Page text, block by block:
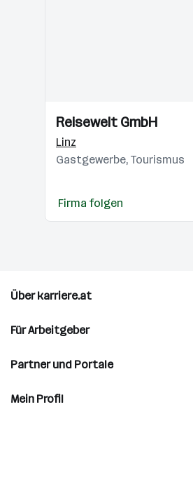
Videos
Einblicke
Einblicke
Reisewelt GmbH
Linz
Gastgewerbe, Tourismus
Firma folgen
Über karriere.at
Für Arbeitgeber
Partner und Portale
Mein Profil